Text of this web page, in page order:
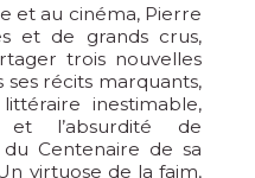
et au cinéma, Pierre
et de grands crus,
trois nouvelles
ses récits marquants,
inestimable,
et l’absurdité de
du Centenaire de sa
virtuose de la faim,